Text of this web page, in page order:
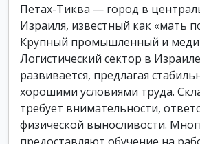
Петах-Тиква — город в
Израиля, известный как «мать
Крупный промышленный и
Логистический сектор в
развивается, предлагая
хорошими условиями труда.
требует внимательности,
физической выносливости.